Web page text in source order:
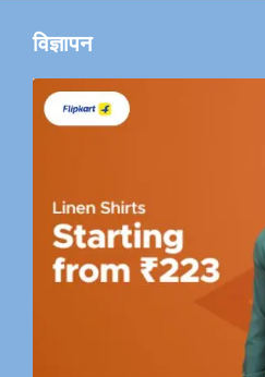
विज्ञापन